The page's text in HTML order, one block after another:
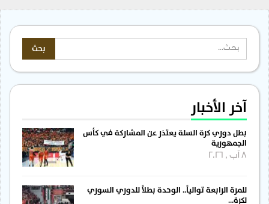
آخر الأخبار
بطل دوري كرة السلة يعتذر عن المشاركة في كأس
الجمهورية
للمرة الرابعة توالياً.. الوحدة بطلاً للدوري السوري
لكرة…